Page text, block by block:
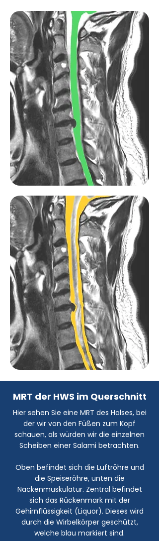
MRT der HWS im Querschnitt
Hier sehen Sie eine MRT des Halses, bei
der wir von den Füßen zum Kopf
schauen, als würden wir die einzelnen
Scheiben einer Salami betrachten.
Oben befindet sich die Luftröhre und
die Speiseröhre, unten die
Nackenmuskulatur. Zentral befindet
sich das Rückenmark mit der
Gehirnflüssigkeit (Liquor). Dieses wird
durch die Wirbelkörper geschützt,
welche blau markiert sind.